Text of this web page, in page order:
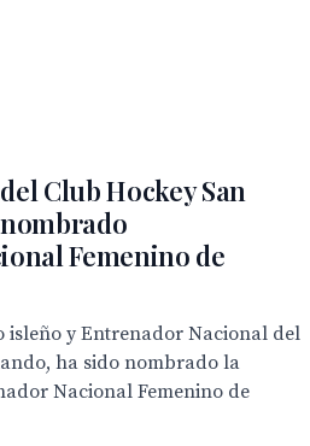
Club Hockey San
Femenino de
isleño y Entrenador Nacional del
ha sido nombrado la
Nacional Femenino de